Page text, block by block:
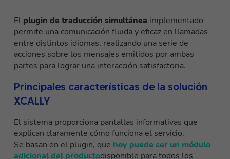
El plugin de traducción simultánea implementado
permite una comunicación fluida y eficaz en llamadas
entre distintos idiomas, realizando una serie de
acciones sobre los mensajes emitidos por ambas
partes para lograr una interacción satisfactoria.
Principales características de la solución
XCALLY
El sistema proporciona pantallas informativas que
explican claramente cómo funciona el servicio.
Se basan en el plugin, que hoy puede ser un módulo
adicional del productodisponible para todos los